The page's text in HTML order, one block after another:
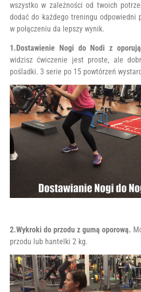
wszystko w zależności od twoich
dodać do każdego treningu odpowiedni
w połączeniu da lepszy wynik.
1.Dostawienie Nogi do Nodi z
widzisz ćwiczenie jest proste, ale
pośladki. 3 serie po 15 powtórzeń
2.Wykroki do przodu z gumą oporową.
przodu lub hantelki 2 kg.